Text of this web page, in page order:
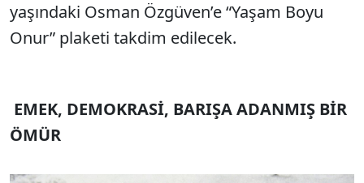
yaşındaki Osman Özgüven’e “Yaşam Boyu
Onur” plaketi takdim edilecek.
EMEK, DEMOKRASİ, BARIŞA ADANMIŞ BİR
ÖMÜR